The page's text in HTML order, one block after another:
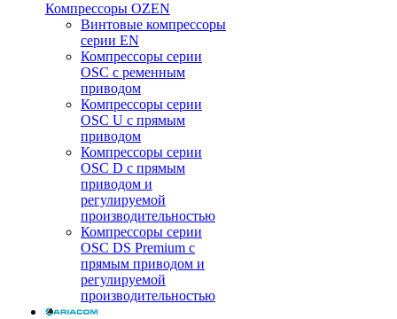
Компрессоры OZEN
Винтовые компрессоры
серии EN
Компрессоры серии
OSC с ременным
приводом
Компрессоры серии
OSC U с прямым
приводом
Компрессоры серии
OSC D с прямым
приводом и
регулируемой
производительностью
Компрессоры серии
OSC DS Premium с
прямым приводом и
регулируемой
производительностью